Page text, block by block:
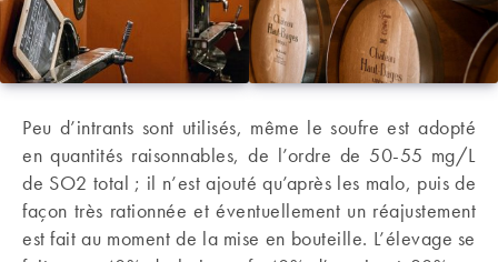
Peu d’intrants sont utilisés, même le soufre est adopté
en quantités raisonnables, de l’ordre de 50-55 mg/L
de SO2 total ; il n’est ajouté qu’après les malo, puis de
façon très rationnée et éventuellement un réajustement
est fait au moment de la mise en bouteille. L’élevage se